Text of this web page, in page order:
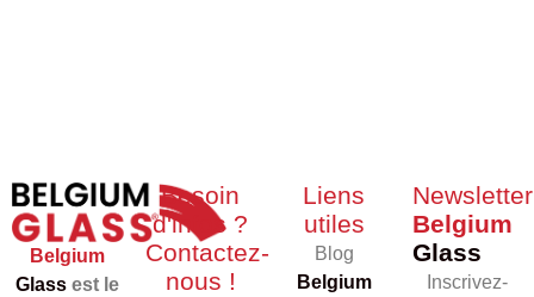
Belgium
Glassest le
Besoin
d'infos ?
Contactez-
nous !
Liens
utiles
Blog
Belgium
Newsletter
Belgium
Glass
Inscrivez-